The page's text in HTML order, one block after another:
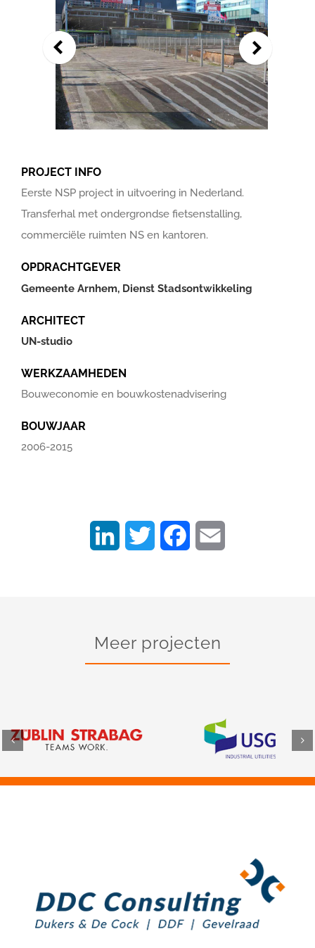
PROJECT INFO
Eerste NSP project in uitvoering in Nederland.
Transferhal met ondergrondse fietsenstalling,
commerciële ruimten NS en kantoren.
OPDRACHTGEVER
Gemeente Arnhem, Dienst Stadsontwikkeling
ARCHITECT
UN-studio
WERKZAAMHEDEN
Bouweconomie en bouwkostenadvisering
BOUWJAAR
2006-2015
LinkedInTwitter Facebook
Meer projecten